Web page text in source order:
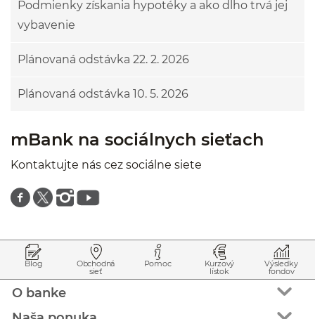
Podmienky získania hypotéky a ako dlho trvá jej
vybavenie
Plánovaná odstávka 22. 2. 2026
Plánovaná odstávka 10. 5. 2026
mBank na sociálnych sieťach
Kontaktujte nás cez sociálne siete
Znajdź nas na facebooku
Znajdź nas na twitterze
Znajdź nas na instagramie
Znajdź nas na youtube
Blog Obchodná
sieť
Pomoc Kurzový
lístok
Výsledky
fondov
O banke